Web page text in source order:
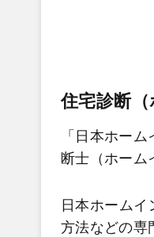
住宅診断
「日本ホー
断士（ホーム
日本ホーム
方法などの専